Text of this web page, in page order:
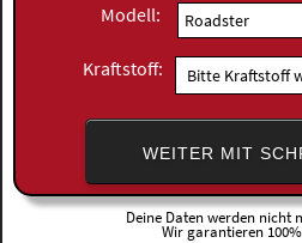
Modell:
Kraftstoff:
WEITER MIT
Deine Daten werden nicht
Wir garantieren